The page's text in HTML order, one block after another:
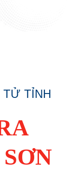
TỬ TỈNH